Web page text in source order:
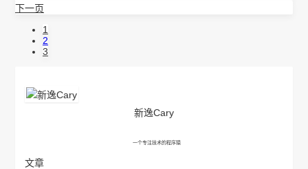
下一页
1
2
3
新逸Cary
一个专注技术的程序猿
文章